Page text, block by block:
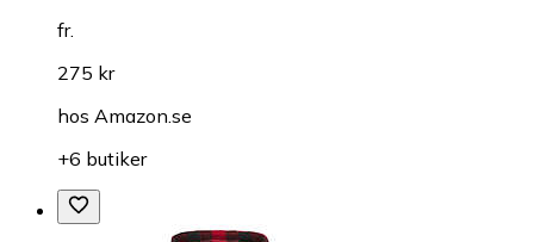
fr.
275 kr
hos Amazon.se
+6 butiker